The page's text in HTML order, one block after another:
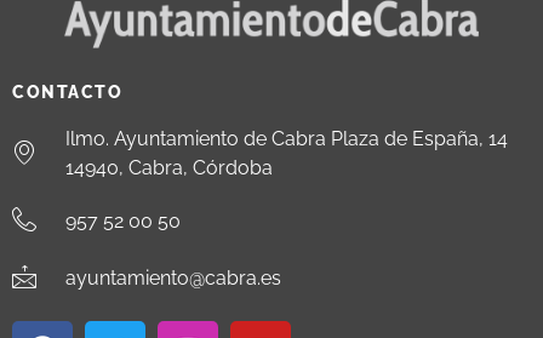
CONTACTO
Ilmo. Ayuntamiento de Cabra Plaza de España, 14
14940, Cabra, Córdoba
957 52 00 50
ayuntamiento@cabra.es